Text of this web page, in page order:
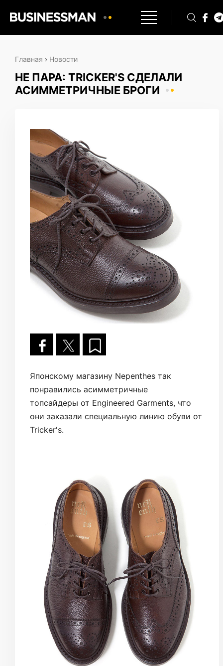
Главная › Новости
НЕ ПАРА: TRICKER'S СДЕЛАЛИ
АСИММЕТРИЧНЫЕ БРОГИ
Японскому магазину Nepenthes так
понравились асимметричные
топсайдеры от Engineered Garments, что
они заказали специальную линию обуви от
Tricker's.